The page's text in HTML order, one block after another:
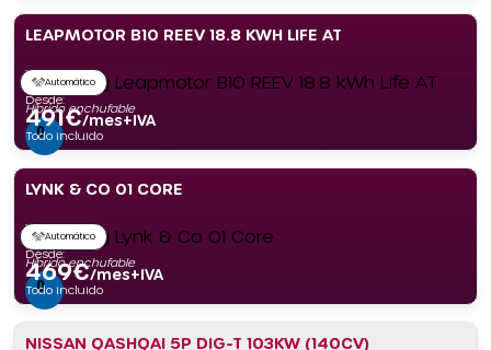
LEAPMOTOR B10 REEV 18.8 KWH LIFE AT
Automático
Híbrido enchufable
Desde:
491€/mes+IVA
Todo incluido
LYNK & CO 01 CORE
Automático
Híbrido enchufable
Desde:
469€/mes+IVA
Todo incluido
NISSAN QASHQAI 5P DIG-T 103KW (140CV)